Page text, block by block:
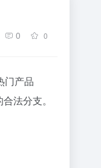
0 0
门产品
法分支。